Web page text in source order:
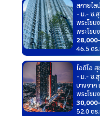
สกายไล
- ม.- ซ.
พระโขน
พระโขน
46.5 ตร
ไอดิโอ
- ม.- ซ.
บางจาก
พระโขน
52.0 ตร